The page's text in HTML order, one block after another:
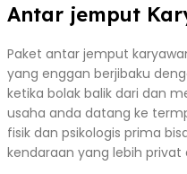
Antar jemput
Paket antar jemput
yang enggan berjibaku
ketika bolak balik dari dan
usaha anda datang ke
fisik dan psikologis prima
kendaraan yang lebih privat